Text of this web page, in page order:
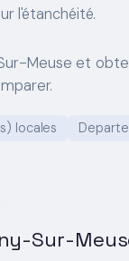
l'étanchéité.
Meuse et
locales
Sur-